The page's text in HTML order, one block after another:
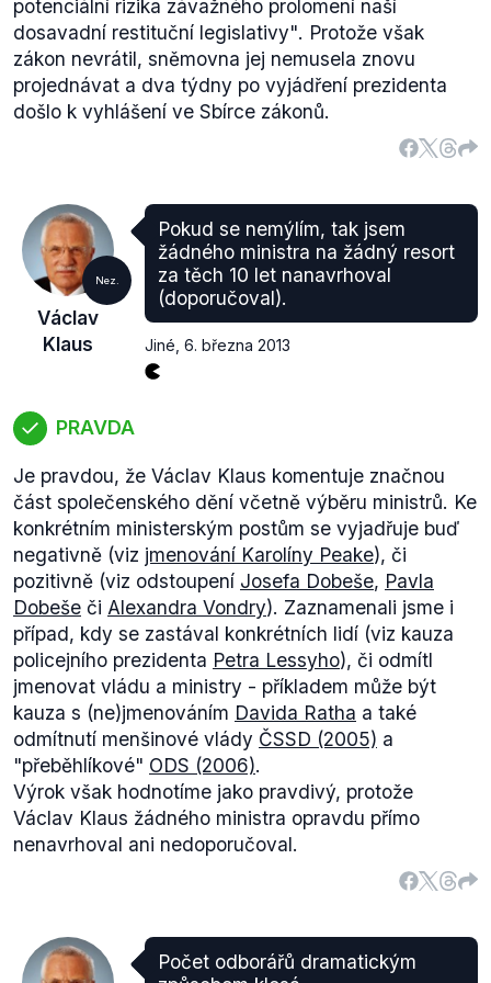
potenciální rizika závažného prolomení naší
dosavadní restituční legislativy". Protože však
zákon nevrátil, sněmovna jej nemusela znovu
projednávat a dva týdny po vyjádření prezidenta
došlo k vyhlášení ve Sbírce zákonů.
Nez.
Václav
Klaus
Pokud se nemýlím, tak jsem
žádného ministra na žádný resort
za těch 10 let nanavrhoval
(doporučoval).
Jiné 6. března 2013
PRAVDA
Je pravdou, že Václav Klaus komentuje značnou
část společenského dění včetně výběru ministrů. Ke
konkrétním ministerským postům se vyjadřuje buď
negativně (viz jmenování Karolíny Peake), či
pozitivně (viz odstoupení Josefa Dobeše, Pavla
Dobeše či Alexandra Vondry). Zaznamenali jsme i
případ, kdy se zastával konkrétních lidí (viz kauza
policejního prezidenta Petra Lessyho), či odmítl
jmenovat vládu a ministry - příkladem může být
kauza s (ne)jmenováním Davida Ratha a také
odmítnutí menšinové vlády ČSSD (2005) a
"přeběhlíkové" ODS (2006).
Výrok však hodnotíme jako pravdivý, protože
Václav Klaus žádného ministra opravdu přímo
nenavrhoval ani nedoporučoval.
Počet odborářů dramatickým